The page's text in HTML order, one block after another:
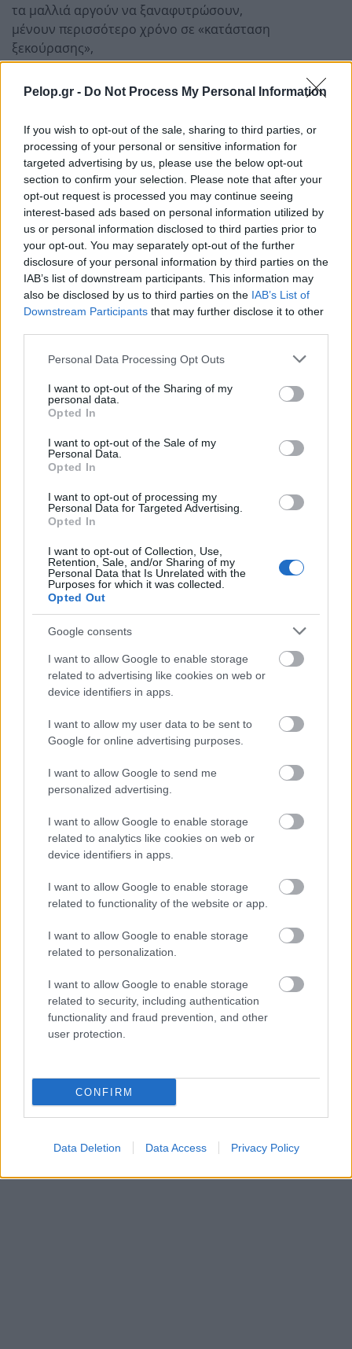
Pelop.gr - Do Not Process My Personal Information
If you wish to opt-out of the sale, sharing to third parties, or
processing of your personal or sensitive information for
targeted advertising by us, please use the below opt-out
section to confirm your selection. Please note that after your
opt-out request is processed you may continue seeing
interest-based ads based on personal information utilized by
us or personal information disclosed to third parties prior to
your opt-out. You may separately opt-out of the further
disclosure of your personal information by third parties on the
IAB’s list of downstream participants. This information may
also be disclosed by us to third parties on the IAB’s List of
Downstream Participants that may further disclose it to other
Please note that this website/app uses one or more Google
not limited to your visit or usage behaviour. You may click to
grant or deny consent to Google and its third-party tags to
use your data for below specified purposes in below Google
consent section.
Personal Data Processing Opt Outs
I want to opt-out of the Sharing of my
personal data.
Opted In
I want to opt-out of the Sale of my
Personal Data.
Opted In
I want to opt-out of processing my
Personal Data for Targeted Advertising.
Opted In
I want to opt-out of Collection, Use,
Retention, Sale, and/or Sharing of my
Personal Data that Is Unrelated with the
Purposes for which it was collected.
Opted Out
Google consents
I want to allow Google to enable storage
related to advertising like cookies on web or
device identifiers in apps.
I want to allow my user data to be sent to
Google for online advertising purposes.
I want to allow Google to send me
personalized advertising.
I want to allow Google to enable storage
related to analytics like cookies on web or
device identifiers in apps.
I want to allow Google to enable storage
related to functionality of the website or app.
I want to allow Google to enable storage
related to personalization.
I want to allow Google to enable storage
related to security, including authentication
functionality and fraud prevention, and other
user protection.
CONFIRM
Data Deletion Data Access Privacy Policy
τα μαλλιά αργούν να ξαναφυτρώσουν,
μένουν περισσότερο χρόνο σε «κατάσταση
ξεκούρασης»,
με τον καιρό φαίνονται πιο λεπτά.
Τι σημαίνουν όλα αυτά για το μέλλον
πιθανούς δρόμους. Αν στο μέλλον υπάρξουν
θεραπείες που μειώνουν τη φλεγμονή στο τριχωτό της
κεφαλής ή προστατεύουν τα βλαστοκύτταρα, είναι
πιθανό να καταστεί δυνατή η καθυστέρηση της
γήρανσης των μαλλιών. Ένα σημαντικό μήνυμα είναι
ότι ο χρόνος έχει σημασία. Αφού οι αλλαγές ξεκινούν
ήδη από τα 30–40, οι παρεμβάσεις νωρίς στη ζωή ίσως
είναι πιο αποτελεσματικές από εκείνες που ξεκινούν
αργότερα.
Τι κρατάμε τελικά
τι συμβαίνει κάτω από την επιφάνεια. Η γήρανση των
μαλλιών, όπως αποδεικνύεται, δεν είναι ένα ξαφνικό
γεγονός, αλλά μια αργή, φλεγμονώδης διαδικασία, που
ξεκινά «αθόρυβα», χρόνια πριν μια άσπρη τρίχα ή η
αραίωση των μαλλιών αποκαλύψουν την αλήθεια.
Η «Πελοπόννησος» και το pelop.gr σε
ανοιχτή γραμμή με τον Πολίτη
Η φωνή σου έχει δύναμη – στείλε παράπονα,
καταγγελίες ή ιδέες για τη γειτονιά σου.
Viber:+306909196125
Στείλε μήνυμα στο Viber
Ακολουθήστε μας για όλες τις
στο Bing News